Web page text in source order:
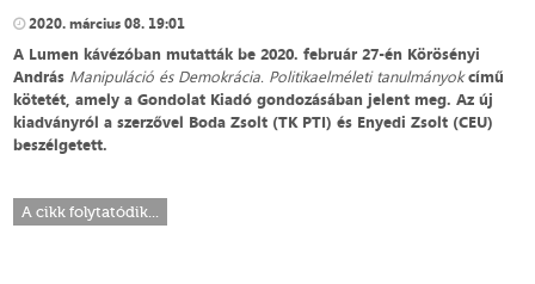
2020. március 08. 19:01
A Lumen kávézóban mutatták be 2020. február 27-én Körösényi
András Manipuláció és Demokrácia. Politikaelméleti tanulmányokcímű
kötetét, amely a Gondolat Kiadó gondozásában jelent meg. Az új
kiadványról a szerzővel Boda Zsolt (TK PTI) és Enyedi Zsolt (CEU)
beszélgetett.
A cikk folytatódik...